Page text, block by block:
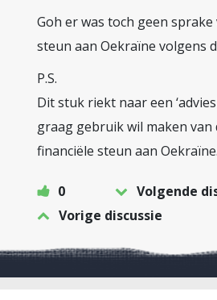
Goh er was toch geen sprake
steun aan Oekraïne volgens
P.S.
Dit stuk riekt naar een
graag gebruik wil maken van
financiële steun aan Oekraïne.
0
Volgende
Vorige discussie